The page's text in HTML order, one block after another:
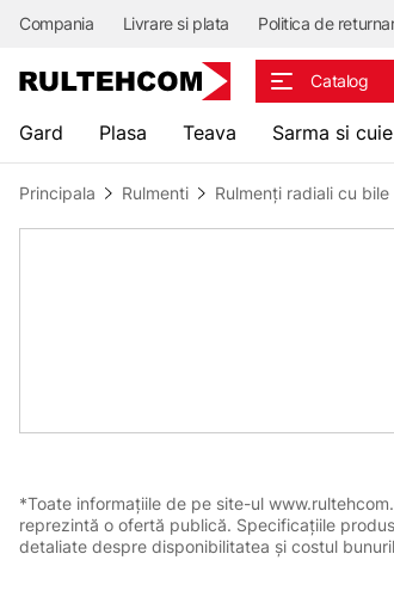
Compania Livrare si plata Politica de
Catalog
Gard Plasa Teava Sarma si cuie
Principala Rulmenti Rulmenți radiali cu bile
*Toate informațiile de pe site-ul
reprezintă o ofertă publică. Specificațiile
detaliate despre disponibilitatea și costul